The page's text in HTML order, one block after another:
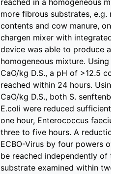
reached in a homogeneous
more fibrous substrates, e.g.
contents and cow manure,
chargen mixer with integrated
device was able to produce a
homogeneous mixture. Using
CaO/kg D.S., a pH of >12.5
reached within 24 hours.
CaO/kg D.S., both S.
E.coli were reduced
one hour, Enterococcus
three to five hours. A
ECBO-Virus by four powers of
be reached independently of
substrate examined within